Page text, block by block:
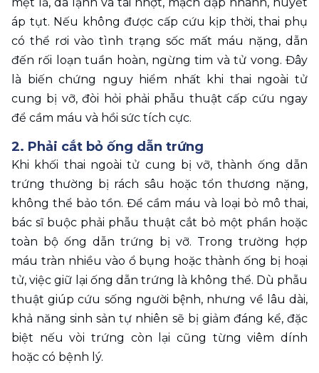
áp tụt. Nếu không được cấp cứu kịp thời, thai phụ
có thể rơi vào tình trạng sốc mất máu nặng, dẫn
đến rối loạn tuần hoàn, ngừng tim và tử vong. Đây
là biến chứng nguy hiểm nhất khi thai ngoài tử
cung bị vỡ, đòi hỏi phải phẫu thuật cấp cứu ngay
để cầm máu và hồi sức tích cực.
2. Phải cắt bỏ ống dẫn trứng
Khi khối thai ngoài tử cung bị vỡ, thành ống dẫn
trứng thường bị rách sâu hoặc tổn thương nặng,
không thể bảo tồn. Để cầm máu và loại bỏ mô thai,
bác sĩ buộc phải phẫu thuật cắt bỏ một phần hoặc
toàn bộ ống dẫn trứng bị vỡ. Trong trường hợp
máu tràn nhiều vào ổ bụng hoặc thành ống bị hoại
tử, việc giữ lại ống dẫn trứng là không thể. Dù phẫu
thuật giúp cứu sống người bệnh, nhưng về lâu dài,
khả năng sinh sản tự nhiên sẽ bị giảm đáng kể, đặc
biệt nếu vòi trứng còn lại cũng từng viêm dính
hoặc có bệnh lý.